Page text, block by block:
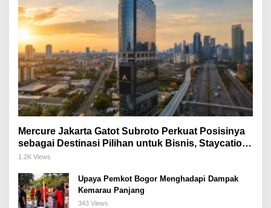
Mercure Jakarta Gatot Subroto Perkuat Posisinya
sebagai Destinasi Pilihan untuk Bisnis, Staycation,
Meeting, dan Kuliner di Jakarta Selatan
1.2K Views
Upaya Pemkot Bogor Menghadapi Dampak
Kemarau Panjang
343 Views